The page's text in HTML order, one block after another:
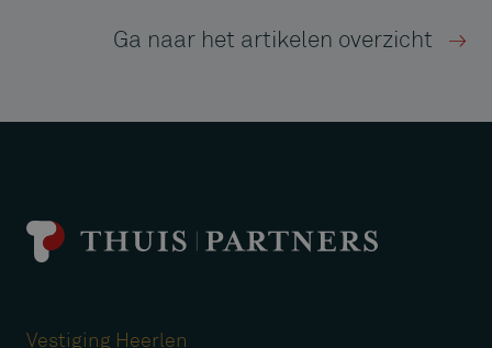
Ga naar het artikelen overzicht
Vestiging Heerlen